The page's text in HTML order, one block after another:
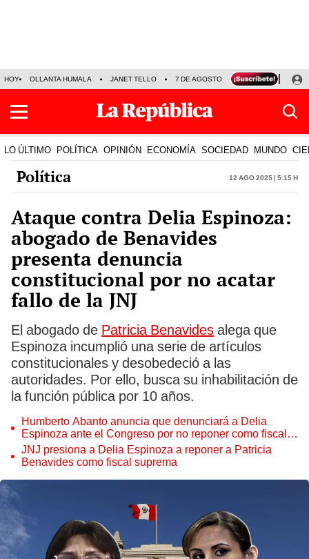
HOY OLLANTA HUMALA JANET TELLO 7 DE AGOSTO TINKA RESULTADOS
LO ÚLTIMO POLÍTICA OPINIÓN ECONOMÍA SOCIEDAD MUNDO
Política 12 Ago 2025 | 5:15 h
Ataque contra Delia Espinoza:
abogado de Benavides
presenta denuncia
constitucional por no acatar
fallo de la JNJ
El abogado de Patricia Benavides alega que
Espinoza incumplió una serie de artículos
constitucionales y desobedeció a las
autoridades. Por ello, busca su inhabilitación de
la función pública por 10 años.
Humberto Abanto anuncia que denunciará a Delia
Espinoza ante el Congreso por no reponer como fiscal a
Patricia Benavides
JNJ presiona a Delia Espinoza a reponer a Patricia
Benavides como fiscal suprema